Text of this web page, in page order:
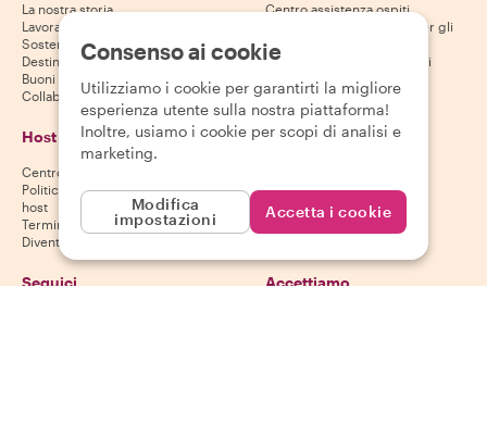
La nostra storia
Lavora con noi
Sostenibilità
Destinazioni
Buoni regalo
Collabora con noi
Centro assistenza ospiti
Politica di cancellazione per gli
ospiti
Termini e condizioni per gli
Host
Centro assistenza host
Politica di cancellazione per gli
host
Termini e condizioni per gli host
Diventa un host
Scarica la nostra app
Google Play Store
Seguici Accettiamo
Consenso ai cookie
Utilizziamo i cookie per garantirti la migliore
esperienza utente sulla nostra piattaforma!
Inoltre, usiamo i cookie per scopi di analisi e
marketing.
Modifica
impostazioni
Accetta i cookie